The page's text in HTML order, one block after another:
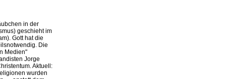
in der
geschieht im
Gott hat die
Die
Medien"
Jorge
Aktuell:
wurden